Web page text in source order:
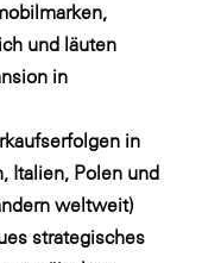
und läuten
in
in
Italien, Polen und
weltweit)
strategisches